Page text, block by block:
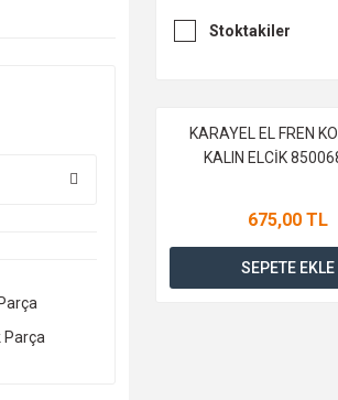
Parça
Stoktakiler
KARAYEL EL FREN
KALIN ELCİK
675,00 TL
SEPETE EKLE